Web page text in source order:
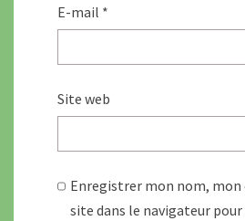
E-mail *
Site web
Enregistrer mon nom,
site dans le navigateur